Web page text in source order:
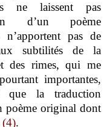
ne laissent pas
d’un poème
pas de
subtilités de la
des rimes, qui me
importantes,
que la traduction
poème original dont
(4).